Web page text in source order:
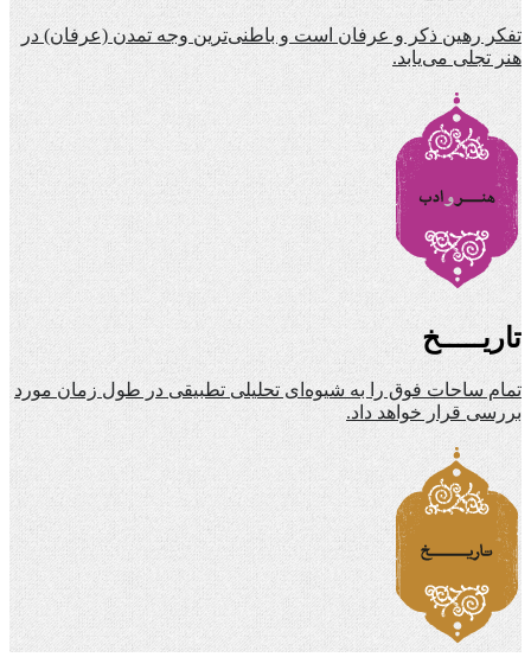
تفکر رهین ذکر و عرفان است و باطنی‌ترین وجه تمدن (عرفان) در
هنر تجلی می‌یابد.
تاریـــــخ
تمام ساحات فوق را به شیوه‌ای تحلیلی تطبیقی در طول زمان مورد
بررسی قرار خواهد داد.